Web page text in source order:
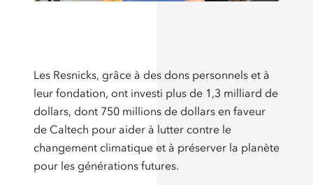
Les Resnicks, grâce à des dons personnels et à
leur fondation, ont investi plus de 1,3 milliard de
dollars, dont 750 millions de dollars en faveur
de Caltech pour aider à lutter contre le
changement climatique et à préserver la planète
pour les générations futures.